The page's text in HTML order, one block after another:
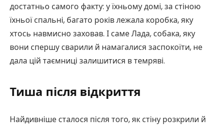
достатньо самого факту: у їхньому домі, за стіною
їхньої спальні, багато років лежала коробка, яку
хтось навмисно заховав. І саме Лада, собака, яку
вони спершу сварили й намагалися заспокоїти, не
дала цій таємниці залишитися в темряві.
Тиша після відкриття
Найдивніше сталося після того, як стіну розкрили й